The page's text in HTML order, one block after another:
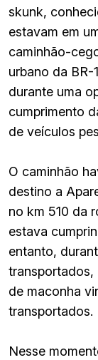
skunk,
estavam em
caminhão-
urbano da BR-
durante uma
cumprimento
de veículos
O caminhão
destino a
no km 510 da
estava
entanto,
transportados,
de maconha
transportados.
Nesse